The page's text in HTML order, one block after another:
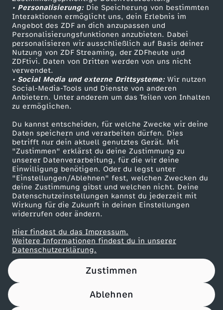
• Personalisierung:Die Speicherung von bestimmten
Interaktionen ermöglicht uns, dein Erlebnis im
Angebot des ZDF an dich anzupassen und
Personalisierungsfunktionen anzubieten. Dabei
personalisieren wir ausschließlich auf Basis deiner
Nutzung von ZDF Streaming, der ZDFheute und
ZDFtivi. Daten von Dritten werden von uns nicht
verwendet.
• Social Media und externe Drittsysteme:Wir nutzen
Social-Media-Tools und Dienste von anderen
Anbietern. Unter anderem um das Teilen von Inhalten
zu ermöglichen.
Du kannst entscheiden, für welche Zwecke wir deine
Daten speichern und verarbeiten dürfen. Dies
betrifft nur dein aktuell genutztes Gerät. Mit
"Zustimmen" erklärst du deine Zustimmung zu
unserer Datenverarbeitung, für die wir deine
Einwilligung benötigen. Oder du legst unter
"Einstellungen/Ablehnen" fest, welchen Zwecken du
deine Zustimmung gibst und welchen nicht. Deine
Datenschutzeinstellungen kannst du jederzeit mit
Wirkung für die Zukunft in deinen Einstellungen
widerrufen oder ändern.
Hier findest du das Impressum.
Weitere Informationen findest du in unserer
Datenschutzerklärung.
Zustimmen
Ablehnen
S
c
h
i
c
k
s
a
l
s
t
Sendungen A-Z
TV-Programm
Hilfe
ZDF Unternehmen
Karriere
ZDF goes Schule
Werbefernsehen
Mainzelmännchen
Partner
Nutzungsbedingungen